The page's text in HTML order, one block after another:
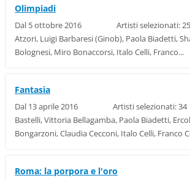
Olimpiadi
Dal 5 ottobre 2016 Artisti
Atzori, Luigi Barbaresi (Ginob), Paola Biadetti,
Bolognesi, Miro Bonaccorsi, Italo Celli, Franco...
Fantasia
Dal 13 aprile 2016 Artisti
Bastelli, Vittoria Bellagamba, Paola Biadetti,
Bongarzoni, Claudia Cecconi, Italo Celli, Franco
Roma: la porpora e l'oro